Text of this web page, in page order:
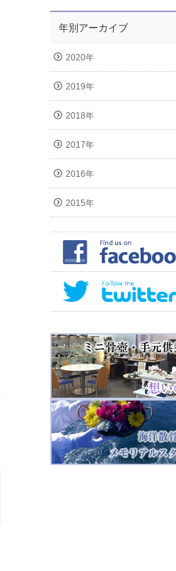
年別アーカイブ
2020年
2019年
2018年
2017年
2016年
2015年